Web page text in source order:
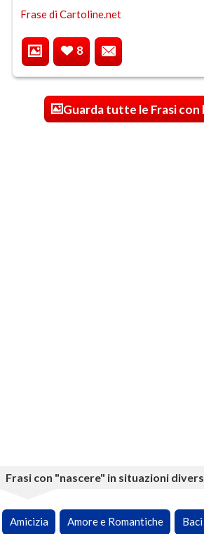
Frase di Cartoline.net
8
Guarda tutte le Frasi con
Frasi con "nascere" in situazioni
Amicizia Amore e Romantiche Baci